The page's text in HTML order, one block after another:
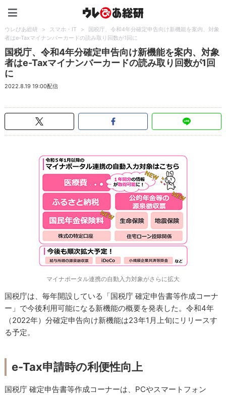
ウレぴあ総研 > スマホ・IT >
国税庁、令和4年分確定申告向け新機能を案内、対象
者はe-Taxマイナンバーカードの読み取り回数が1回に
国税庁、令和4年分確定申告向け新機能を案内、対象
者はe-Taxマイナンバーカードの読み取り回数が1回
に
2022.8.19 19:00配信
マイナポータル連携の自動入力対象がさらに拡大
国税庁は、毎年開設している「国税庁 確定申告書等作成コーナ
ー」で今後利用可能になる新機能の概要を発表した。令和4年
（2022年）分確定申告向け新機能は23年1月上旬にリリースす
る予定。
e-Tax申請時の利便性向上
国税庁 確定申告書等作成コーナーは、PCやスマートフォン